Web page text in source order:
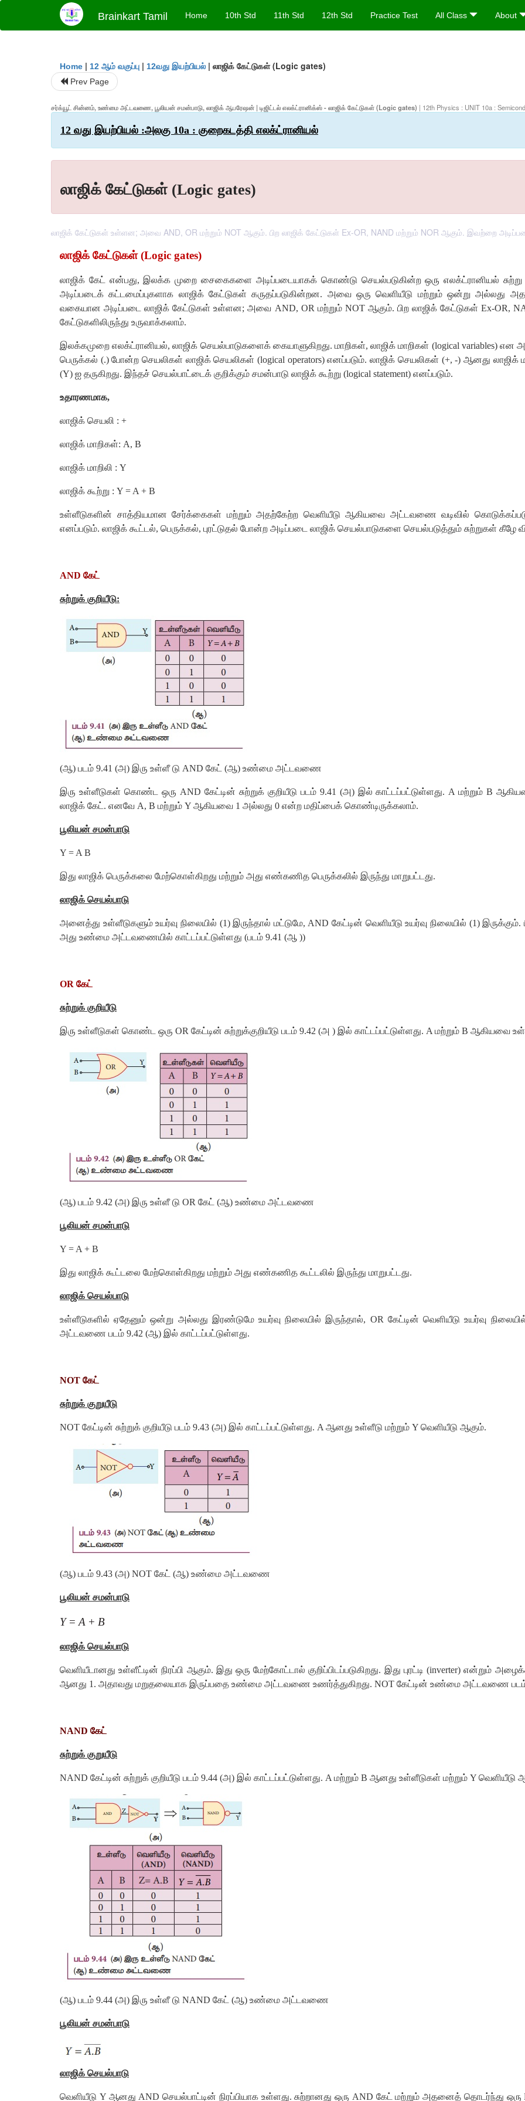
Brainkart Tamil Home 10th Std 11th Std 12th Std Practice Test All Class About
Home | 12 ஆம் வகுப்பு | 12வது இயற்பியல் | லாஜிக் கேட்டுகள் (Logic gates)
Prev Page
சர்க்யூட் சின்னம், உண்மை அட்டவணை, பூலியன் சமன்பாடு, லாஜிக் ஆபரேஷன் | டிஜிட்டல் எலக்ட்ரானிக்ஸ் - லாஜிக் கேட்டுகள் (Logic gates) | 12th Physics : UNIT 10a :
12 வது இயற்பியல் :அலகு 10a : குறைகடத்தி எலக்ட்ரானியல்
லாஜிக் கேட்டுகள் (Logic gates)
லாஜிக் கேட்டுகள் உள்ளன; அவை AND, OR மற்றும் NOT ஆகும். பிற லாஜிக் கேட்டுகள் Ex-OR, NAND மற்றும் NOR ஆகும். இவற்றை அடிப்படை
லாஜிக் கேட்டுகள் (Logic gates)
லாஜிக் கேட் என்பது, இலக்க முறை சைகைகளை அடிப்படையாகக் கொண்டு செயல்படுகின்ற ஒரு எலக்ட்ரானியல்
அடிப்படைக் கட்டமைப்புகளாக லாஜிக் கேட்டுகள் கருதப்படுகின்றன. அவை ஒரு வெளியீடு மற்றும் ஒன்று அல்லது
வகையான அடிப்படை லாஜிக் கேட்டுகள் உள்ளன; அவை AND, OR மற்றும் NOT ஆகும். பிற லாஜிக் கேட்டுகள் Ex-OR,
கேட்டுகளிலிருந்து உருவாக்கலாம்.
இலக்கமுறை எலக்ட்ரானியல், லாஜிக் செயல்பாடுகளைக் கையாளுகிறது. மாறிகள், லாஜிக் மாறிகள் (logical variables) என
பெருக்கல் (.) போன்ற செயலிகள் லாஜிக் செயலிகள் (logical operators) எனப்படும். லாஜிக் செயலிகள் (+, -) ஆனது லாஜிக்
(Y) ஐ தருகிறது. இந்தச் செயல்பாட்டைக் குறிக்கும் சமன்பாடு லாஜிக் கூற்று (logical statement) எனப்படும்.
உதாரணமாக,
லாஜிக் செயலி : +
லாஜிக் மாறிகள்: A, B
லாஜிக் மாறிலி : Y
லாஜிக் கூற்று : Y = A + B
உள்ளீடுகளின் சாத்தியமான சேர்க்கைகள் மற்றும் அதற்கேற்ற வெளியீடு ஆகியவை அட்டவணை வடிவில்
எனப்படும். லாஜிக் கூட்டல், பெருக்கல், புரட்டுதல் போன்ற அடிப்படை லாஜிக் செயல்பாடுகளை செயல்படுத்தும் சுற்றுகள் கீழே
AND கேட்
சுற்றுக் குறியீடு:
(ஆ) படம் 9.41 (அ) இரு உள்ளீ டு AND கேட் (ஆ) உண்மை அட்டவணை
இரு உள்ளீடுகள் கொண்ட ஒரு AND கேட்டின் சுற்றுக் குறியீடு படம் 9.41 (அ) இல் காட்டப்பட்டுள்ளது. A மற்றும் B
லாஜிக் கேட். எனவே A, B மற்றும் Y ஆகியவை 1 அல்லது 0 என்ற மதிப்பைக் கொண்டிருக்கலாம்.
பூலியன் சமன்பாடு
Y = A B
இது லாஜிக் பெருக்கலை மேற்கொள்கிறது மற்றும் அது எண்கணித பெருக்கலில் இருந்து மாறுபட்டது.
லாஜிக் செயல்பாடு
அனைத்து உள்ளீடுகளும் உயர்வு நிலையில் (1) இருந்தால் மட்டுமே, AND கேட்டின் வெளியீடு உயர்வு நிலையில் (1) இருக்கும்.
அது உண்மை அட்டவணையில் காட்டப்பட்டுள்ளது (படம் 9.41 (ஆ ))
OR கேட்
சுற்றுக் குறியீடு
இரு உள்ளீடுகள் கொண்ட ஒரு OR கேட்டின் சுற்றுக்குறியீடு படம் 9.42 (அ ) இல் காட்டப்பட்டுள்ளது. A மற்றும் B ஆகியவை
(ஆ) படம் 9.42 (அ) இரு உள்ளீ டு OR கேட் (ஆ) உண்மை அட்டவணை
பூலியன் சமன்பாடு
Y = A + B
இது லாஜிக் கூட்டலை மேற்கொள்கிறது மற்றும் அது எண்கணித கூட்டலில் இருந்து மாறுபட்டது.
லாஜிக் செயல்பாடு
உள்ளீடுகளில் ஏதேனும் ஒன்று அல்லது இரண்டுமே உயர்வு நிலையில் இருந்தால், OR கேட்டின் வெளியீடு உயர்வு
அட்டவணை படம் 9.42 (ஆ) இல் காட்டப்பட்டுள்ளது.
NOT கேட்
சுற்றுக் குறுயீடு
NOT கேட்டின் சுற்றுக் குறியீடு படம் 9.43 (அ) இல் காட்டப்பட்டுள்ளது. A ஆனது உள்ளீடு மற்றும் Y வெளியீடு ஆகும்.
(ஆ) படம் 9.43 (அ) NOT கேட் (ஆ) உண்மை அட்டவணை
பூலியன் சமன்பாடு
Y = A + B
லாஜிக் செயல்பாடு
வெளியீடானது உள்ளீட்டின் நிரப்பி ஆகும். இது ஒரு மேற்கோட்டால் குறிப்பிடப்படுகிறது. இது புரட்டி (inverter) என்றும்
ஆனது 1. அதாவது மறுதலையாக இருப்பதை உண்மை அட்டவணை உணர்த்துகிறது. NOT கேட்டின் உண்மை அட்டவணை படம்
NAND கேட்
சுற்றுக் குறுயீடு
NAND கேட்டின் சுற்றுக் குறியீடு படம் 9.44 (அ) இல் காட்டப்பட்டுள்ளது. A மற்றும் B ஆனது உள்ளீடுகள் மற்றும் Y வெளியீடு
(ஆ) படம் 9.44 (அ) இரு உள்ளீ டு NAND கேட் (ஆ) உண்மை அட்டவணை
பூலியன் சமன்பாடு
லாஜிக் செயல்பாடு
வெளியீடு Y ஆனது AND செயல்பாட்டின் நிரப்பியாக உள்ளது. சுற்றானது ஒரு AND கேட் மற்றும் அதனைத் தொடர்ந்து